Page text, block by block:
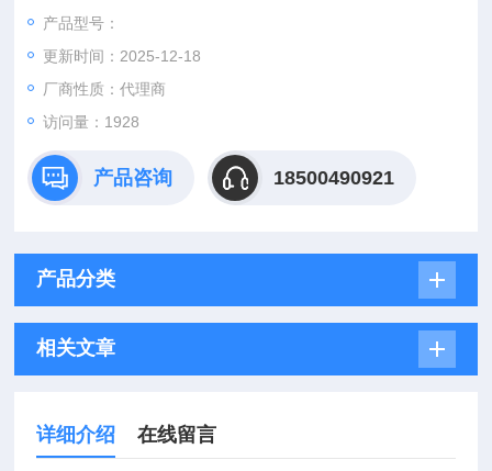
产品型号：
更新时间：2025-12-18
厂商性质：代理商
访问量：1928
产品咨询 18500490921
产品分类
相关文章
详细介绍 在线留言